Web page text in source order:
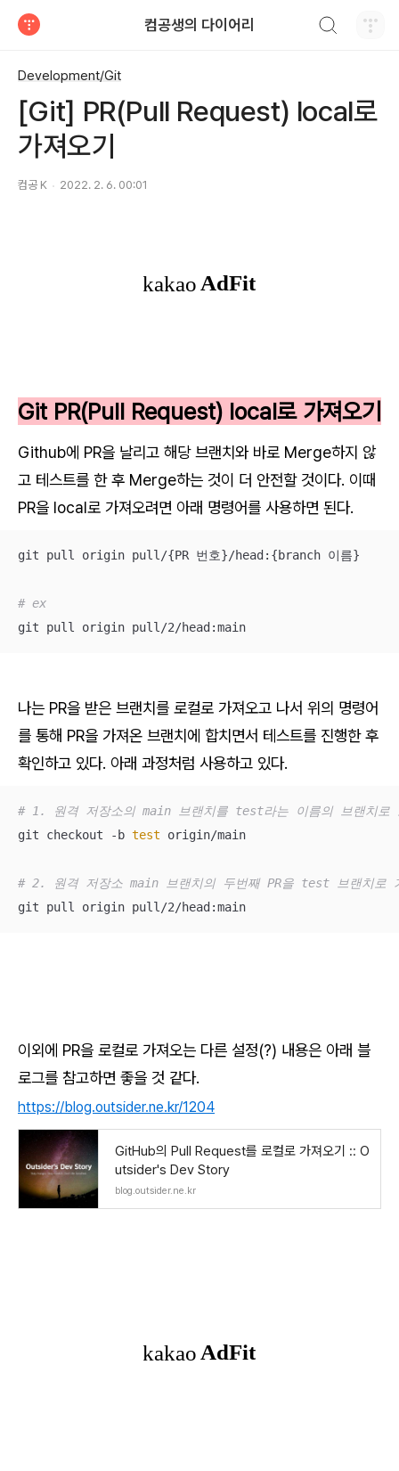
컴공생의 다이어리
Development/Git
[Git] PR(Pull Request) local로
가져오기
컴공 K 2022. 2. 6. 00:01
Git PR(Pull Request) local로 가져오기
Github에 PR을 날리고 해당 브랜치와 바로 Merge하지 않
고 테스트를 한 후 Merge하는 것이 더 안전할 것이다. 이때
PR을 local로 가져오려면 아래 명령어를 사용하면 된다.
git pull origin pull/{PR 번호}/head:{branch 이름}
# ex
git pull origin pull/2/head:main
나는 PR을 받은 브랜치를 로컬로 가져오고 나서 위의 명령어
를 통해 PR을 가져온 브랜치에 합치면서 테스트를 진행한 후
확인하고 있다. 아래 과정처럼 사용하고 있다.
# 1. 원격 저장소의 main 브랜치를 test라는 이름의 브랜치로
git checkout -b test origin/main
# 2. 원격 저장소 main 브랜치의 두번째 PR을 test 브랜치로
git pull origin pull/2/head:main
이외에 PR을 로컬로 가져오는 다른 설정(?) 내용은 아래 블
로그를 참고하면 좋을 것 같다.
https://blog.outsider.ne.kr/1204
GitHub의 Pull Request를 로컬로 가져오기 :: O
utsider's Dev Story
blog.outsider.ne.kr